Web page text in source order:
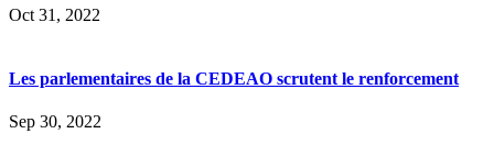
Oct 31, 2022
Les parlementaires de la CEDEAO scrutent le renforcement
Sep 30, 2022